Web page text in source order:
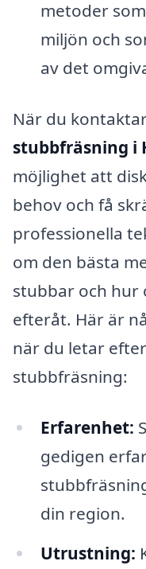
metoder
miljön och
av det
När du
stubbfräsning i
möjlighet att
behov och få
professionella
om den bästa
stubbar och hur
efteråt. Här är
när du letar
stubbfräsning:
Erfarenhet:
gedigen
din region.
Utrustning: